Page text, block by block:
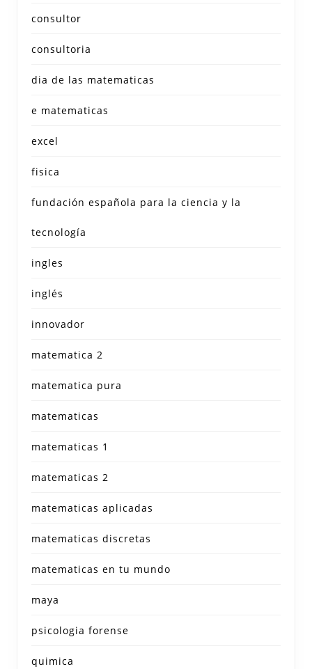
consultor
consultoria
dia de las matematicas
e matematicas
excel
fisica
fundación española para la ciencia y la
tecnología
ingles
inglés
innovador
matematica 2
matematica pura
matematicas
matematicas 1
matematicas 2
matematicas aplicadas
matematicas discretas
matematicas en tu mundo
maya
psicologia forense
quimica